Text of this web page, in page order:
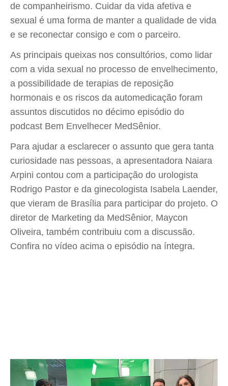
de companheirismo. Cuidar da vida afetiva e
sexual é uma forma de manter a qualidade de vida
e se reconectar consigo e com o parceiro.
As principais queixas nos consultórios, como lidar
com a vida sexual no processo de envelhecimento,
a possibilidade de terapias de reposição
hormonais e os riscos da automedicação foram
assuntos discutidos no décimo episódio do
podcast Bem Envelhecer MedSênior.
Para ajudar a esclarecer o assunto que gera tanta
curiosidade nas pessoas, a apresentadora Naiara
Arpini contou com a participação do urologista
Rodrigo Pastor e da ginecologista Isabela Laender,
que vieram de Brasília para participar do projeto. O
diretor de Marketing da MedSênior, Maycon
Oliveira, também contribuiu com a discussão.
Confira no vídeo acima o episódio na íntegra.